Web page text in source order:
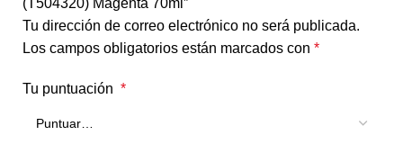
(T504320) Magenta 70ml”
Tu dirección de correo electrónico no será publicada.
Los campos obligatorios están marcados con *
Tu puntuación *